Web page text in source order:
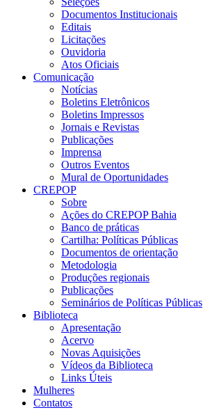
Documentos Institucionais
Editais
Licitações
Ouvidoria
Atos Oficiais
Comunicação
Notícias
Boletins Eletrônicos
Boletins Impressos
Jornais e Revistas
Publicações
Imprensa
Outros Eventos
Mural de Oportunidades
CREPOP
Sobre
Ações do CREPOP Bahia
Banco de práticas
Cartilha: Políticas Públicas
Documentos de orientação
Metodologia
Produções regionais
Publicações
Seminários de Políticas Públicas
Biblioteca
Apresentação
Acervo
Novas Aquisições
Vídeos da Biblioteca
Links Úteis
Mulheres
Contatos